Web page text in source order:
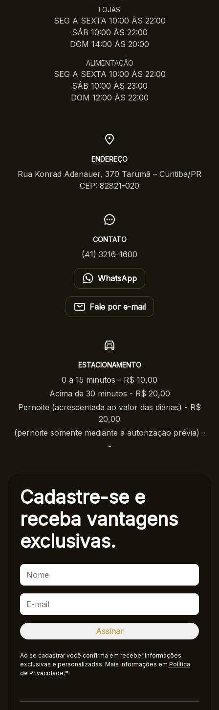
LOJAS
SEG A SEXTA 10:00 ÀS 22:00
SÁB 10:00 ÀS 22:00
DOM 14:00 ÀS 20:00
ALIMENTAÇÃO
SEG A SEXTA 10:00 ÀS 22:00
SÁB 10:00 ÀS 23:00
DOM 12:00 ÀS 22:00
ENDEREÇO
Rua Konrad Adenauer, 370 Tarumã – Curitiba/PR
CEP: 82821-020
CONTATO
(41) 3216-1600
WhatsApp
Fale por e-mail
ESTACIONAMENTO
0 a 15 minutos - R$ 10,00
Acima de 30 minutos - R$ 20,00
Pernoite (acrescentada ao valor das diárias) - R$
20,00
(pernoite somente mediante a autorização prévia) -
-
Cadastre-se e
receba vantagens
exclusivas.
Ao se cadastrar você confirma em receber informações
exclusivas e personalizadas. Mais informações em Política
de Privacidade.*